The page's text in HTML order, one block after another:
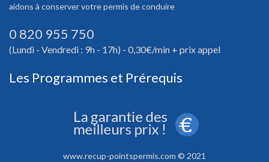
aidons à conserver votre permis de conduire
0 820 955 750
(Lundi - Vendredi : 9h - 17h) - 0,30€/min + prix appel
Les Programmes et Prérequis
www.recup-pointspermis.com © 2021